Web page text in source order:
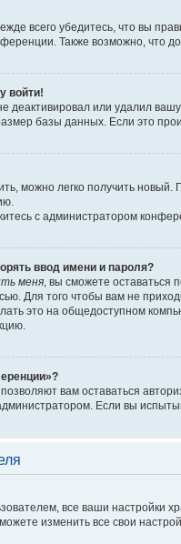
всего убедитесь, что вы
Также возможно, что
войти!
деактивировал или удалил
базы данных. Если это
можно легко получить
с администратором
ввод имени и пароля?
меня , вы сможете оставаться
Для того чтобы вам не
это на общедоступном
вам оставаться
Если вы
все ваши настройки
изменить все свои